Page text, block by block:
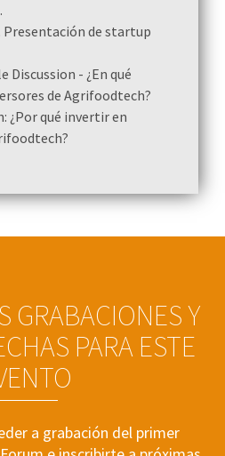
de startup
Discussion - ¿En qué
de Agrifoodtech?
¿Por qué invertir en
GRABACIONES Y
PARA ESTE
a grabación del primer